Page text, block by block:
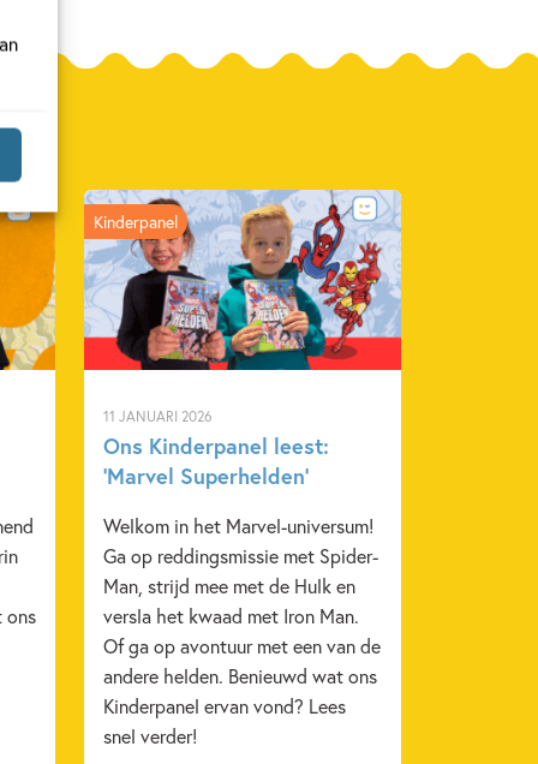
ons
11 JANUARI 2026
Ons Kinderpanel leest:
‘Marvel Superhelden’
Welkom in het Marvel-universum!
Ga op reddingsmissie met Spider-
Man, strijd mee met de Hulk en
versla het kwaad met Iron Man.
Of ga op avontuur met een van de
andere helden. Benieuwd wat ons
Kinderpanel ervan vond? Lees
snel verder!
Kinderpanel